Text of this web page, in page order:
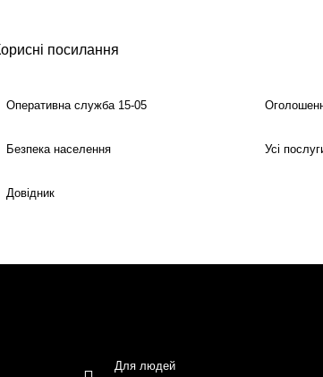
посилання
Оперативна служба 15-05
Безпека населення Усі
Довідник
Для людей